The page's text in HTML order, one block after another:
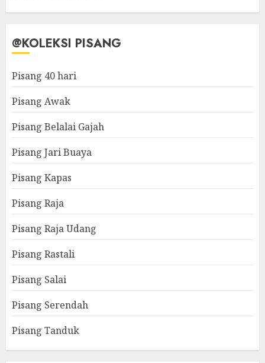
@KOLEKSI PISANG
Pisang 40 hari
Pisang Awak
Pisang Belalai Gajah
Pisang Jari Buaya
Pisang Kapas
Pisang Raja
Pisang Raja Udang
Pisang Rastali
Pisang Salai
Pisang Serendah
Pisang Tanduk